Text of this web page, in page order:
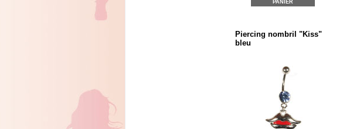
PANIER
Piercing nombril "Kiss"
bleu